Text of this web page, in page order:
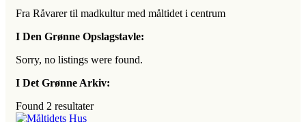
Fra Råvarer til madkultur med måltidet i centrum
I Den Grønne Opslagstavle:
Sorry, no listings were found.
I Det Grønne Arkiv:
Found 2 resultater